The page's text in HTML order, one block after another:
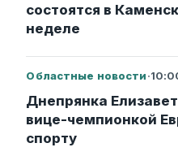
состоятся в
неделе
Областные новости·
Днепрянка
вице-чемпионкой
спорту